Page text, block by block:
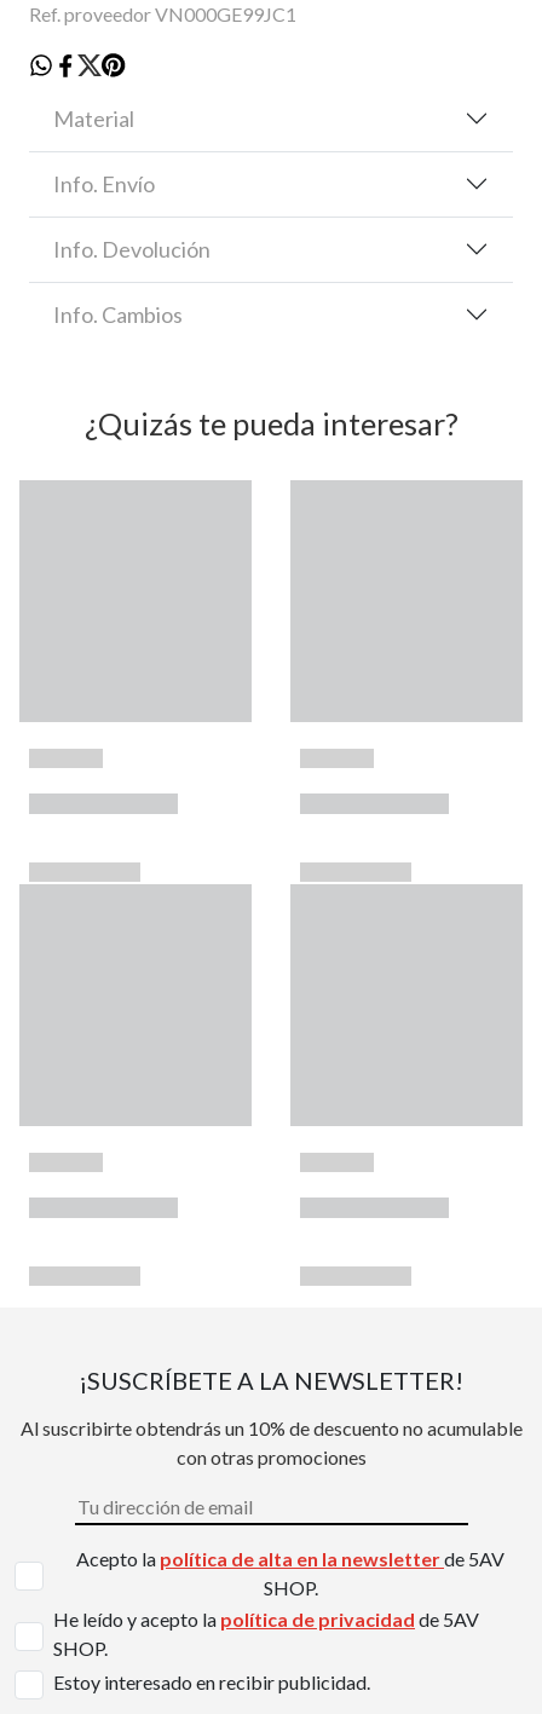
Ref. proveedor VN000GE99JC1
Material
Info. Envío
Info. Devolución
Info. Cambios
¿Quizás te pueda interesar?
¡SUSCRÍBETE A LA NEWSLETTER!
Al suscribirte obtendrás un 10% de descuento no acumulable
con otras promociones
Acepto la política de alta en la newsletterde 5AV
SHOP.
He leído y acepto la política de privacidad de 5AV
SHOP.
Estoy interesado en recibir publicidad.